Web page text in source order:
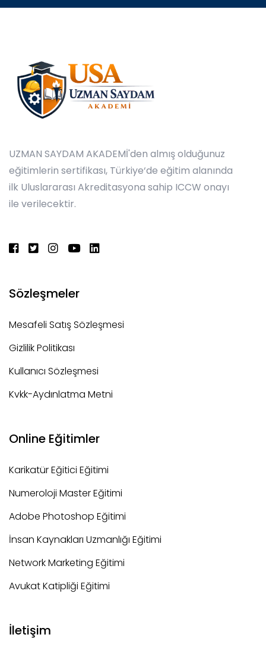
UZMAN SAYDAM AKADEMİ'den almış olduğunuz
eğitimlerin sertifikası, Türkiye‘de eğitim alanında
ilk Uluslararası Akreditasyona sahip ICCW onayı
ile verilecektir.
Sözleşmeler
Mesafeli Satış Sözleşmesi
Gizlilik Politikası
Kullanıcı Sözleşmesi
Kvkk-Aydınlatma Metni
Online Eğitimler
Karikatür Eğitici Eğitimi
Numeroloji Master Eğitimi
Adobe Photoshop Eğitimi
İnsan Kaynakları Uzmanlığı Eğitimi
Network Marketing Eğitimi
Avukat Katipliği Eğitimi
İletişim